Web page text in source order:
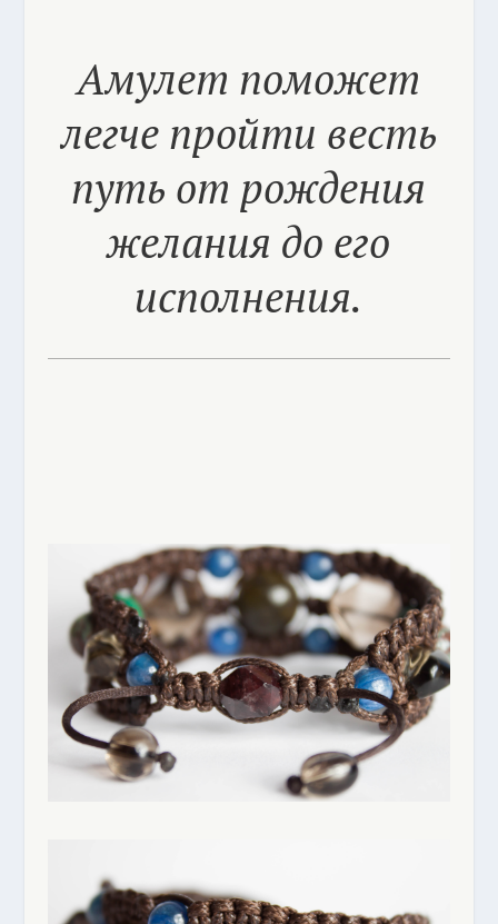
Амулет поможет
легче пройти весть
путь от рождения
желания до его
исполнения.